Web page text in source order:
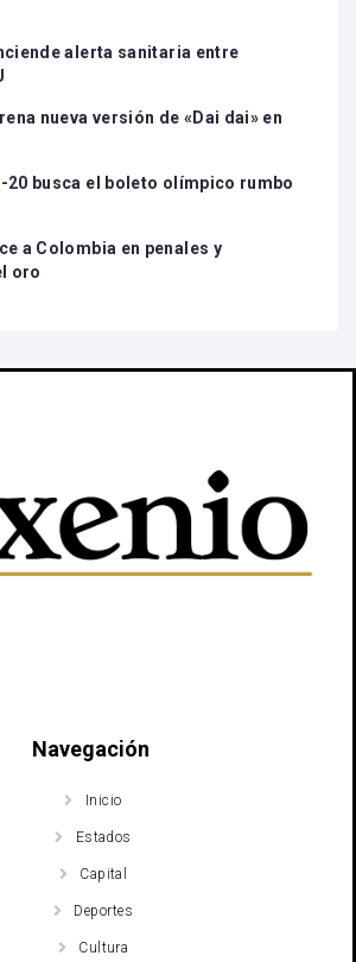
alerta sanitaria entre
nueva versión de «Dai dai» en
20 busca el boleto olímpico rumbo
a Colombia en penales y
oro
Navegación
Inicio
Estados
Capital
Deportes
Cultura